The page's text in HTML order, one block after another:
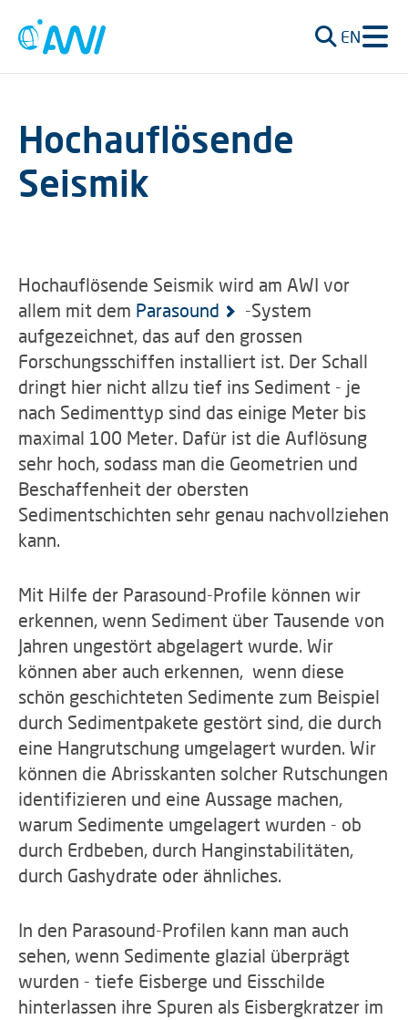
EN
Hochauflösende
Seismik
Hochauflösende Seismik wird am AWI vor
allem mit dem Parasound
-System
aufgezeichnet, das auf den grossen
Forschungsschiffen installiert ist. Der Schall
dringt hier nicht allzu tief ins Sediment - je
nach Sedimenttyp sind das einige Meter bis
maximal 100 Meter. Dafür ist die Auflösung
sehr hoch, sodass man die Geometrien und
Beschaffenheit der obersten
Sedimentschichten sehr genau nachvollziehen
kann.
Mit Hilfe der Parasound-Profile können wir
erkennen, wenn Sediment über Tausende von
Jahren ungestört abgelagert wurde. Wir
können aber auch erkennen, wenn diese
schön geschichteten Sedimente zum Beispiel
durch Sedimentpakete gestört sind, die durch
eine Hangrutschung umgelagert wurden. Wir
können die Abrisskanten solcher Rutschungen
identifizieren und eine Aussage machen,
warum Sedimente umgelagert wurden - ob
durch Erdbeben, durch Hanginstabilitäten,
durch Gashydrate oder ähnliches.
In den Parasound-Profilen kann man auch
sehen, wenn Sedimente glazial überprägt
wurden - tiefe Eisberge und Eisschilde
hinterlassen ihre Spuren als Eisbergkratzer im